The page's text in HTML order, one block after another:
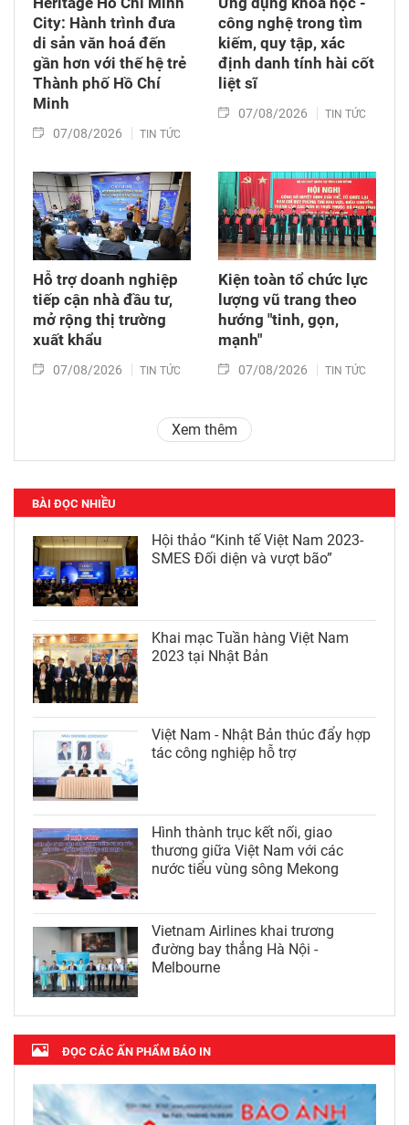
City: Hành trình đưa
di sản văn hoá đến
gần hơn với thế hệ trẻ
Thành phố Hồ Chí
Minh
07/08/2026 TIN TỨC
công nghệ trong tìm
kiếm, quy tập, xác
định danh tính hài cốt
liệt sĩ
07/08/2026 TIN TỨC
Hỗ trợ doanh nghiệp
tiếp cận nhà đầu tư,
mở rộng thị trường
xuất khẩu
07/08/2026 TIN TỨC
Kiện toàn tổ chức lực
lượng vũ trang theo
hướng "tinh, gọn,
mạnh"
07/08/2026 TIN TỨC
Xem thêm
BÀI ĐỌC NHIỀU
Hội thảo “Kinh tế Việt Nam 2023-
SMES Đối diện và vượt bão”
Khai mạc Tuần hàng Việt Nam
2023 tại Nhật Bản
Việt Nam - Nhật Bản thúc đẩy hợp
tác công nghiệp hỗ trợ
Hình thành trục kết nối, giao
thương giữa Việt Nam với các
nước tiểu vùng sông Mekong
Vietnam Airlines khai trương
đường bay thẳng Hà Nội -
Melbourne
ĐỌC CÁC ẤN PHẨM BÁO IN